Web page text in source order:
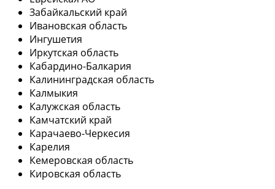
Забайкальский край
Ивановская область
Ингушетия
Иркутская область
Кабардино-Балкария
Калининградская область
Калмыкия
Калужская область
Камчатский край
Карачаево-Черкесия
Карелия
Кемеровская область
Кировская область